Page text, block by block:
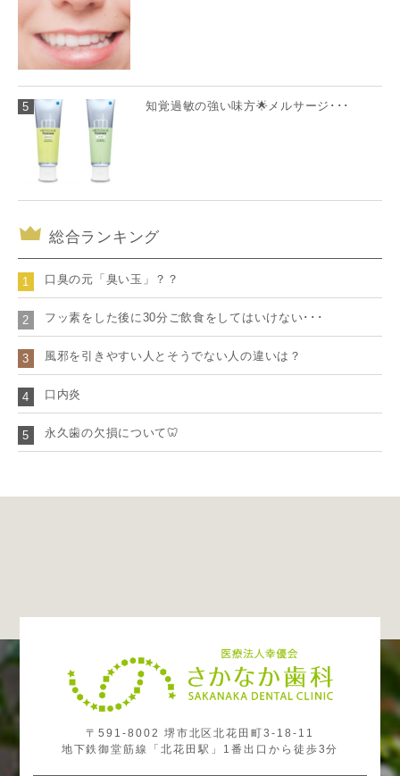
5 知覚過敏の強い味方🌟メルサージ･･･
総合ランキング
1 口臭の元「臭い玉」？？
2 フッ素をした後に30分ご飲食をしてはいけない･･･
3 風邪を引きやすい人とそうでない人の違いは？
4 口内炎
5 永久歯の欠損について🦷
〒591-8002 堺市北区北花田町3-18-11
地下鉄御堂筋線「北花田駅」1番出口から徒歩3分